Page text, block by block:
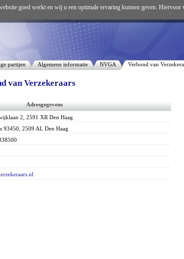
partijen Algemene informatie NVGA Verbond van
van Verzekeraars
Adresgegevens
2, 2591 XR Den Haag
93450, 2509 AL Den Haag
goed werkt en wij u een optimale ervaring kunnen geven.